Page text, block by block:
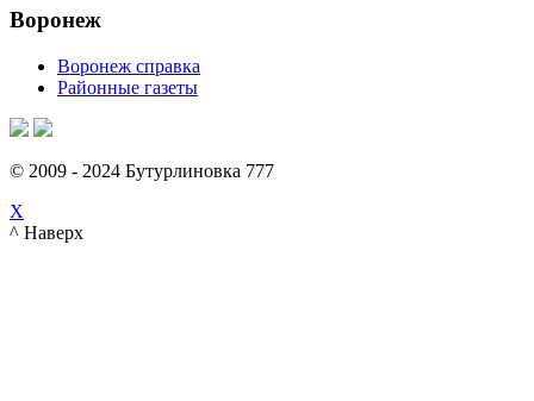
Воронеж
Воронеж справка
Районные газеты
© 2009 - 2024 Бутурлиновка 777
X
^ Наверх